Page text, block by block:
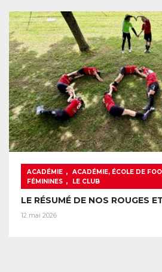
ACADÉMIE , ACADÉMIE, ÉCOLE DE
FÉMININES , LE CLUB
LE RÉSUMÉ DE NOS ROUGES
12 mai 2026